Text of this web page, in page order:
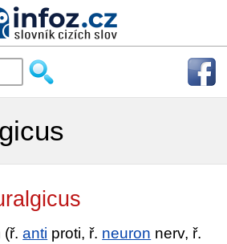
(ř.anti proti, ř. neuron nerv, ř.